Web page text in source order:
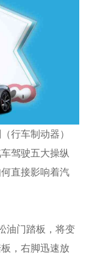
行车制动器）
驾驶五大操纵
直接影响着汽
油门踏板，将变
，右脚迅速放